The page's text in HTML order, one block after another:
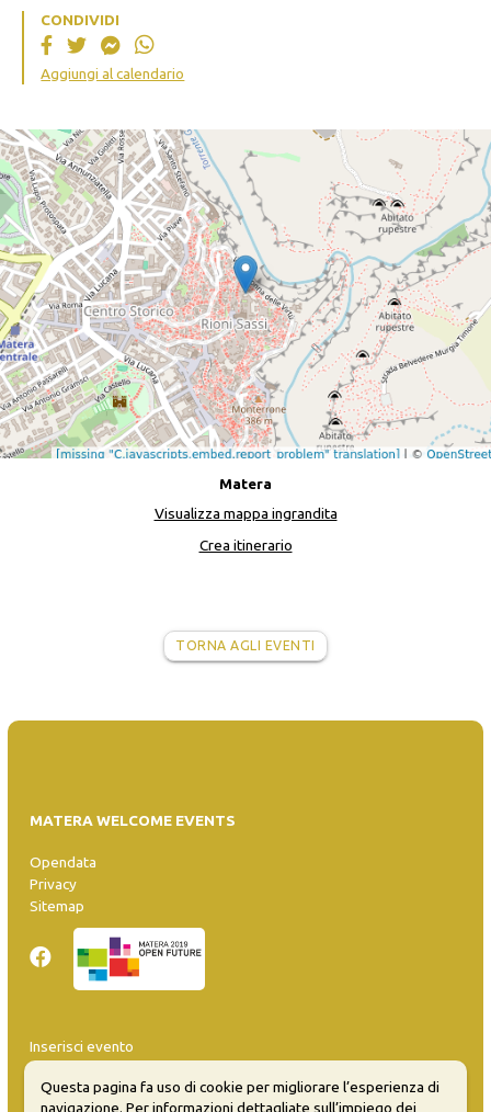
CONDIVIDI
Aggiungi al calendario
Matera
Visualizza mappa ingrandita
Crea itinerario
TORNA AGLI EVENTI
MATERA WELCOME EVENTS
Opendata
Privacy
Sitemap
Inserisci evento
Guida
FAQ
Questa pagina fa uso di cookie per migliorare l’esperienza di
navigazione. Per informazioni dettagliate sull’impiego dei